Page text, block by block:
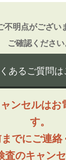
不明点がござい
ご確認ください
あるご質問は
ンセルはお
す。
でにご連
査のキャン